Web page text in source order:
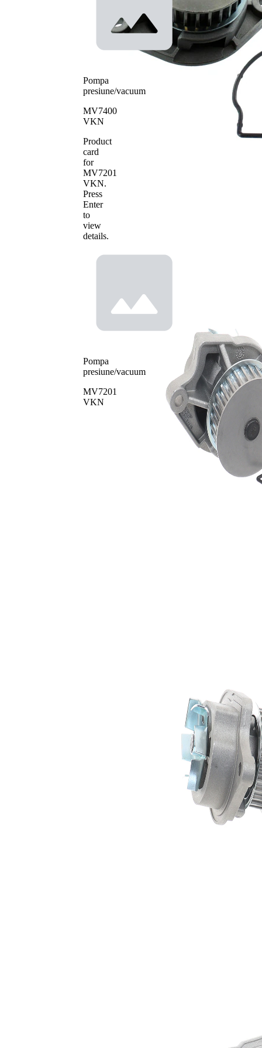
curea
distributie
Pompa
presiune/vacuum
MV7400
VKN
Product
card
for
MV7201
VKN.
Press
Enter
to
view
details.
Pompa
presiune/vacuum
MV7201
VKN